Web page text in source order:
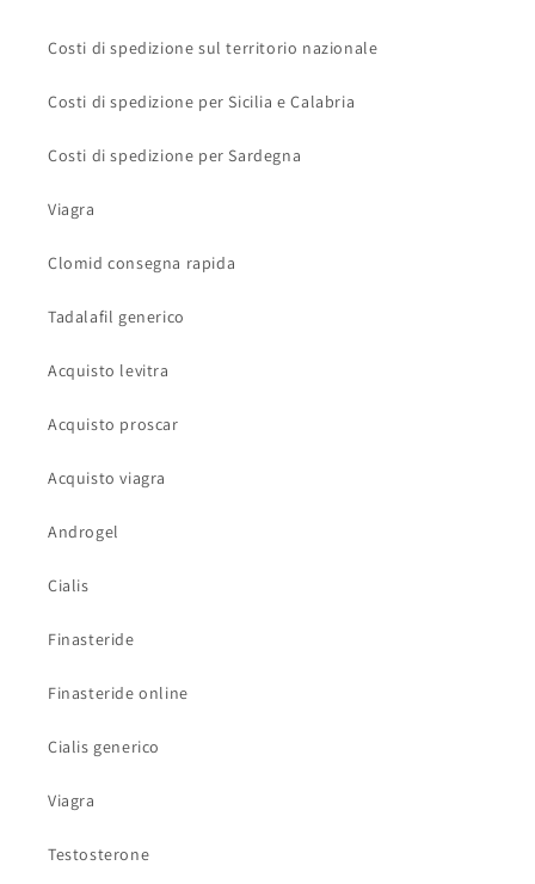
Costi di spedizione sul territorio nazionale
Costi di spedizione per Sicilia e Calabria
Costi di spedizione per Sardegna
Viagra
Clomid consegna rapida
Tadalafil generico
Acquisto levitra
Acquisto proscar
Acquisto viagra
Androgel
Cialis
Finasteride
Finasteride online
Cialis generico
Viagra
Testosterone